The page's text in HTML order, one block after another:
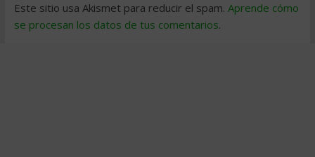
Este sitio usa Akismet para reducir el spam. Aprende cómo
se procesan los datos de tus comentarios.